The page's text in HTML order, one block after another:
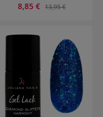
Verkaufspreis:
8,85 € Regulärer Preis:
13,95 €